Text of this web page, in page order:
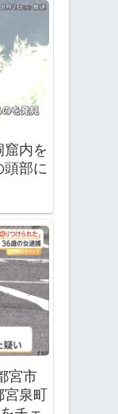
窟内を
頭部に
宮市
宮泉町